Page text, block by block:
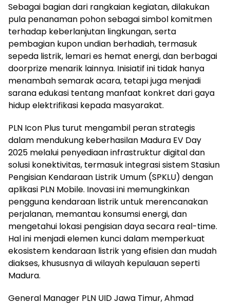
Sebagai bagian dari rangkaian kegiatan, dilakukan
pula penanaman pohon sebagai simbol komitmen
terhadap keberlanjutan lingkungan, serta
pembagian kupon undian berhadiah, termasuk
sepeda listrik, lemari es hemat energi, dan berbagai
doorprize menarik lainnya. Inisiatif ini tidak hanya
menambah semarak acara, tetapi juga menjadi
sarana edukasi tentang manfaat konkret dari gaya
hidup elektrifikasi kepada masyarakat.
PLN Icon Plus turut mengambil peran strategis
dalam mendukung keberhasilan Madura EV Day
2025 melalui penyediaan infrastruktur digital dan
solusi konektivitas, termasuk integrasi sistem Stasiun
Pengisian Kendaraan Listrik Umum (SPKLU) dengan
aplikasi PLN Mobile. Inovasi ini memungkinkan
pengguna kendaraan listrik untuk merencanakan
perjalanan, memantau konsumsi energi, dan
mengetahui lokasi pengisian daya secara real-time.
Hal ini menjadi elemen kunci dalam memperkuat
ekosistem kendaraan listrik yang efisien dan mudah
diakses, khususnya di wilayah kepulauan seperti
Madura.
General Manager PLN UID Jawa Timur, Ahmad